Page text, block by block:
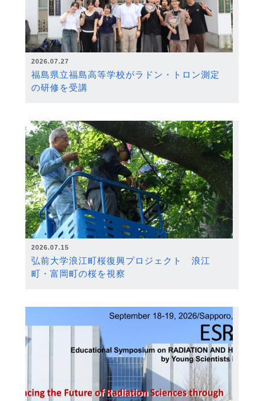
2026.07.27
福島県立福島高等学校がラドン・トロン測定
の研修を受講
2026.07.15
弘前大学浪江町桜復興プロジェクト 浪江
町・富岡町の桜を視察